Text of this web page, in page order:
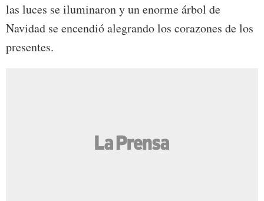
las luces se iluminaron y un enorme árbol de
Navidad se encendió alegrando los corazones de los
presentes.